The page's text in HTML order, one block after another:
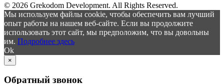
© 2026 Grekodom Development. All Rights Reserved.
Мы используем файлы cookie, чтобы обеспечить вам лучший
опыт работы на нашем веб-сайте. Если вы продолжите
использовать этот сайт, мы предположим, что вы довольны
им. Подробнее здесь
Ok
×
Обратный звонок